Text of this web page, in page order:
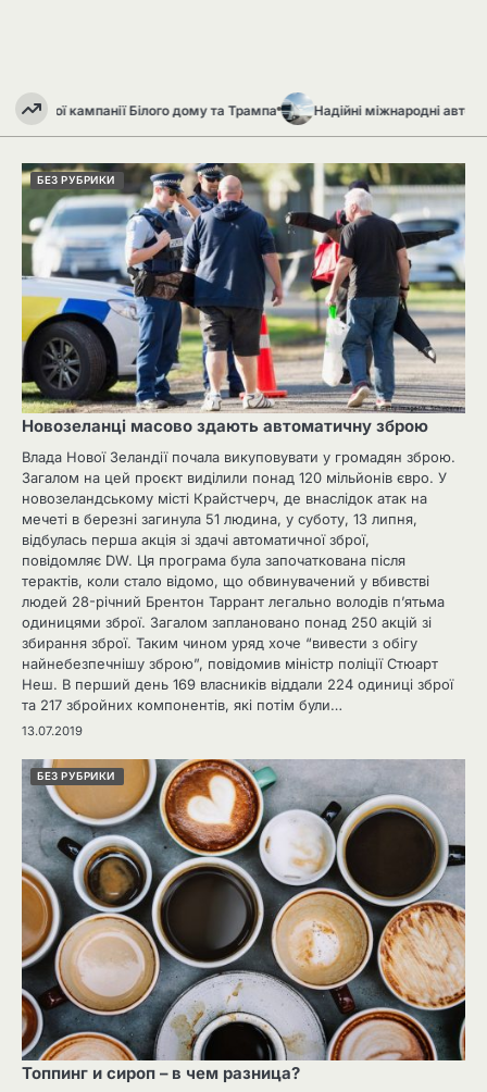
Білого дому та Трампа Надійні міжнародні автоперевезення:
БЕЗ РУБРИКИ
Новозеланці масово здають автоматичну зброю
Влада Нової Зеландії почала викуповувати у громадян зброю.
Загалом на цей проєкт виділили понад 120 мільйонів євро. У
новозеландському місті Крайстчерч, де внаслідок атак на
мечеті в березні загинула 51 людина, у суботу, 13 липня,
відбулась перша акція зі здачі автоматичної зброї,
повідомляє DW. Ця програма була започаткована після
терактів, коли стало відомо, що обвинувачений у вбивстві
людей 28-річний Брентон Таррант легально володів п’ятьма
одиницями зброї. Загалом заплановано понад 250 акцій зі
збирання зброї. Таким чином уряд хоче “вивести з обігу
найнебезпечнішу зброю”, повідомив міністр поліції Стюарт
Неш. В перший день 169 власників віддали 224 одиниці зброї
та 217 збройних компонентів, які потім були…
13.07.2019
БЕЗ РУБРИКИ
Топпинг и сироп – в чем разница?